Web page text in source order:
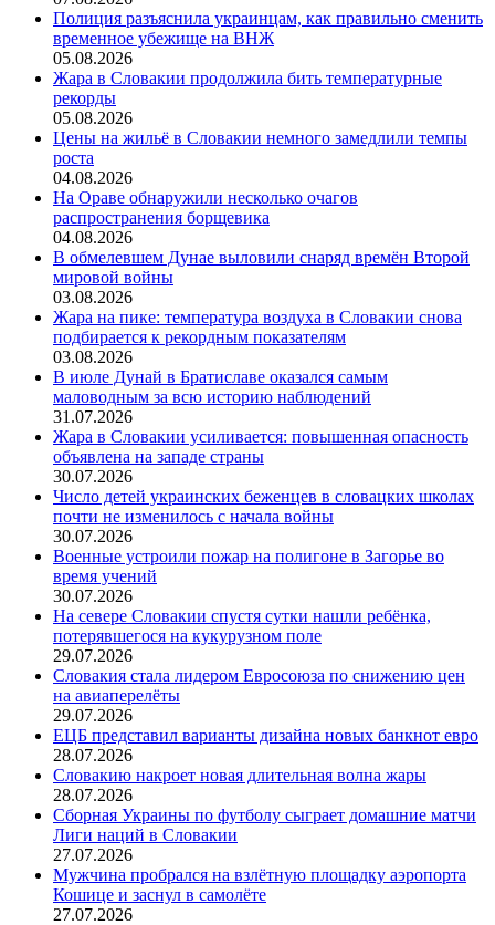
Полиция разъяснила украинцам, как правильно сменить
временное убежище на ВНЖ
05.08.2026
Жара в Словакии продолжила бить температурные
рекорды
05.08.2026
Цены на жильё в Словакии немного замедлили темпы
роста
04.08.2026
На Ораве обнаружили несколько очагов
распространения борщевика
04.08.2026
В обмелевшем Дунае выловили снаряд времён Второй
мировой войны
03.08.2026
Жара на пике: температура воздуха в Словакии снова
подбирается к рекордным показателям
03.08.2026
В июле Дунай в Братиславе оказался самым
маловодным за всю историю наблюдений
31.07.2026
Жара в Словакии усиливается: повышенная опасность
объявлена на западе страны
30.07.2026
Число детей украинских беженцев в словацких школах
почти не изменилось с начала войны
30.07.2026
Военные устроили пожар на полигоне в Загорье во
время учений
30.07.2026
На севере Словакии спустя сутки нашли ребёнка,
потерявшегося на кукурузном поле
29.07.2026
Словакия стала лидером Евросоюза по снижению цен
на авиаперелёты
29.07.2026
ЕЦБ представил варианты дизайна новых банкнот евро
28.07.2026
Словакию накроет новая длительная волна жары
28.07.2026
Сборная Украины по футболу сыграет домашние матчи
Лиги наций в Словакии
27.07.2026
Мужчина пробрался на взлётную площадку аэропорта
Кошице и заснул в самолёте
27.07.2026